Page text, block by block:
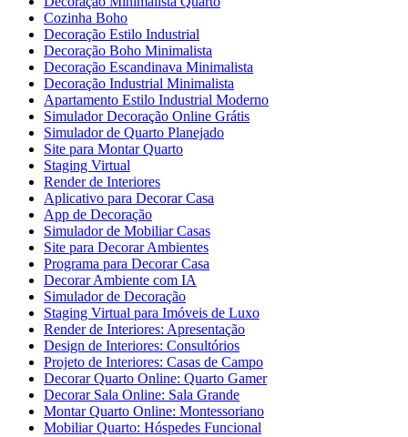
Cozinha Boho
Decoração Estilo Industrial
Decoração Boho Minimalista
Decoração Escandinava Minimalista
Decoração Industrial Minimalista
Apartamento Estilo Industrial Moderno
Simulador Decoração Online Grátis
Simulador de Quarto Planejado
Site para Montar Quarto
Staging Virtual
Render de Interiores
Aplicativo para Decorar Casa
App de Decoração
Simulador de Mobiliar Casas
Site para Decorar Ambientes
Programa para Decorar Casa
Decorar Ambiente com IA
Simulador de Decoração
Staging Virtual para Imóveis de Luxo
Render de Interiores: Apresentação
Design de Interiores: Consultórios
Projeto de Interiores: Casas de Campo
Decorar Quarto Online: Quarto Gamer
Decorar Sala Online: Sala Grande
Montar Quarto Online: Montessoriano
Mobiliar Quarto: Hóspedes Funcional